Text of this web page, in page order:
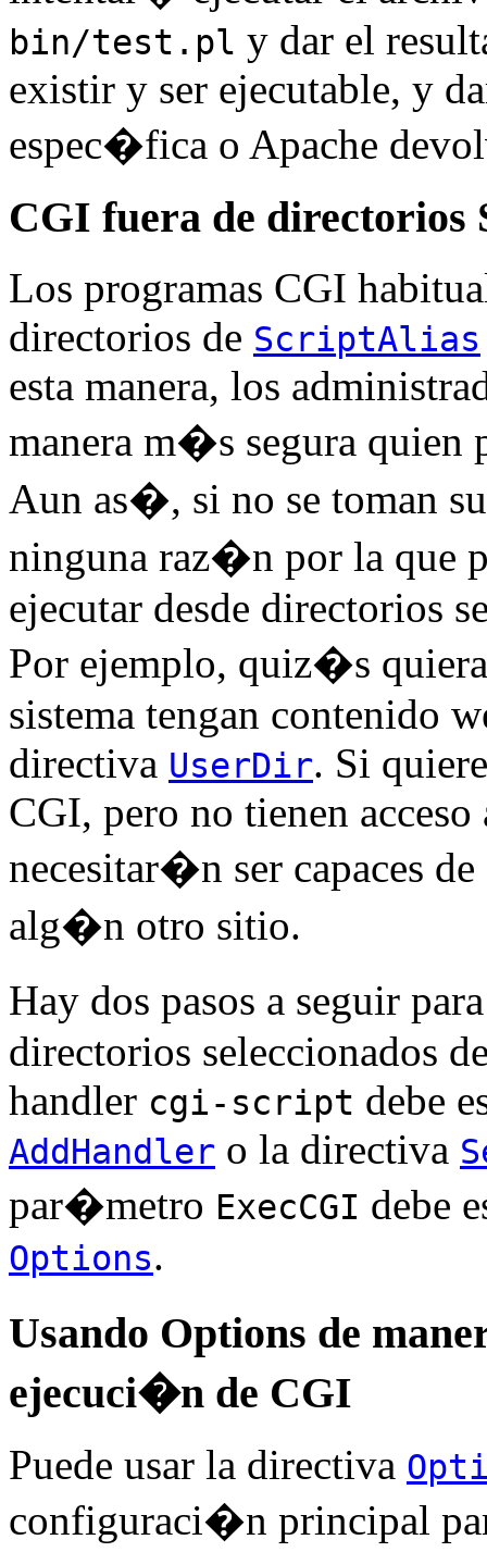
bin/test.pl y dar el
existir y ser ejecutable, y
espec�fica o Apache
CGI fuera de directorios
Los programas CGI
directorios de ScriptAlias
esta manera, los
manera m�s segura quien
Aun as�, si no se toman
ninguna raz�n por la que
ejecutar desde directorios
Por ejemplo, quiz�s
sistema tengan contenido
directiva UserDir. Si
CGI, pero no tienen
necesitar�n ser capaces
alg�n otro sitio.
Hay dos pasos a seguir
directorios seleccionados
handler cgi-script debe
AddHandler o la directiva
par�metro ExecCGI debe
Options.
Usando Options de
ejecuci�n de CGI
Puede usar la directiva
configuraci�n principal